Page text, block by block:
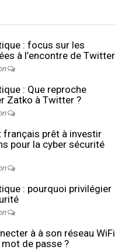
: focus sur les
à l’encontre de Twitter
: Que reproche
Zatko à Twitter ?
français prêt à investir
pour la cyber sécurité
: pourquoi privilégier
à à son réseau WiFi
de passe ?